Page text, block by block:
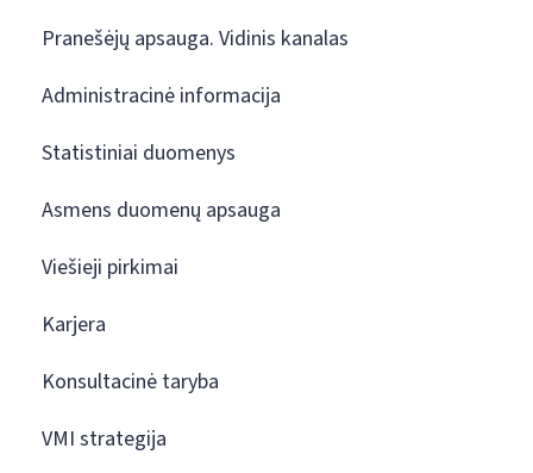
Pranešėjų apsauga. Vidinis kanalas
Administracinė informacija
Statistiniai duomenys
Asmens duomenų apsauga
Viešieji pirkimai
Karjera
Konsultacinė taryba
VMI strategija